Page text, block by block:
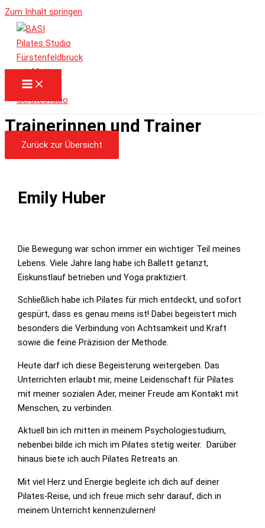
Zum Inhalt springen
Trainerinnen und Trainer
Zurück zur Übersicht
Emily Huber
Die Bewegung war schon immer ein wichtiger Teil meines
Lebens. Viele Jahre lang habe ich Ballett getanzt,
Eiskunstlauf betrieben und Yoga praktiziert.
Schließlich habe ich Pilates für mich entdeckt, und sofort
gespürt, dass es genau meins ist! Dabei begeistert mich
besonders die Verbindung von Achtsamkeit und Kraft
sowie die feine Präzision der Methode.
Heute darf ich diese Begeisterung weitergeben. Das
Unterrichten erlaubt mir, meine Leidenschaft für Pilates
mit meiner sozialen Ader, meiner Freude am Kontakt mit
Menschen, zu verbinden.
Aktuell bin ich mitten in meinem Psychologiestudium,
nebenbei bilde ich mich im Pilates stetig weiter. Darüber
hinaus biete ich auch Pilates Retreats an.
Mit viel Herz und Energie begleite ich dich auf deiner
Pilates-Reise, und ich freue mich sehr darauf, dich in
meinem Unterricht kennenzulernen!